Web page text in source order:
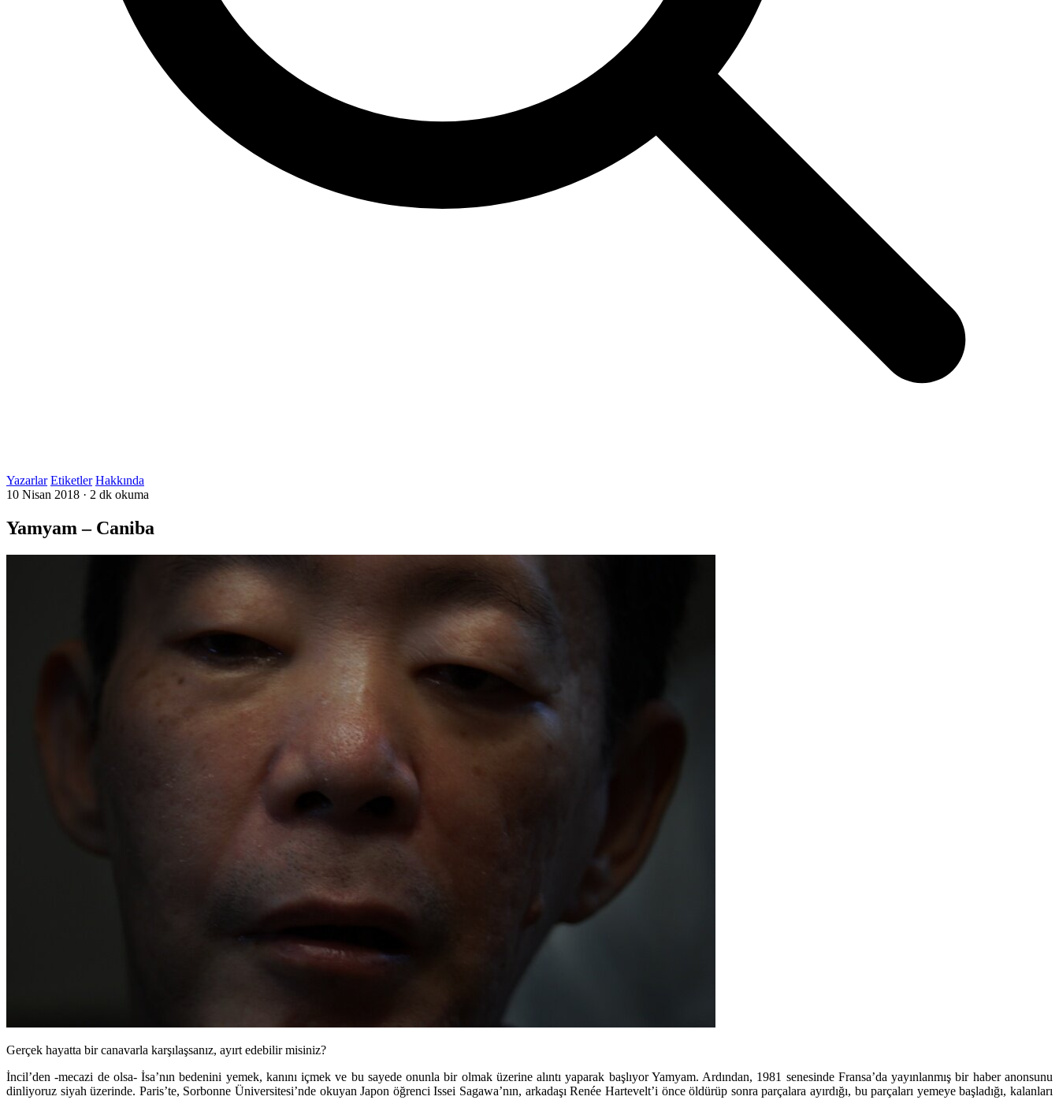
Yazarlar Etiketler Hakkında
10 Nisan 2018 · 2 dk okuma
Yamyam – Caniba
Gerçek hayatta bir canavarla karşılaşsanız, ayırt edebilir misiniz?
İncil’den -mecazi de olsa- İsa’nın bedenini yemek, kanını içmek ve bu sayede onunla bir olmak üzerine alıntı yaparak başlıyor Yamyam. Ardından, 1981 senesinde Fransa’da yayınlanmış bir haber anonsunu
dinliyoruz siyah üzerinde. Paris’te, Sorbonne Üniversitesi’nde okuyan Japon öğrenci Issei Sagawa’nın, arkadaşı Renée Hartevelt’i önce öldürüp sonra parçalara ayırdığı, bu parçaları yemeye başladığı, kalanları